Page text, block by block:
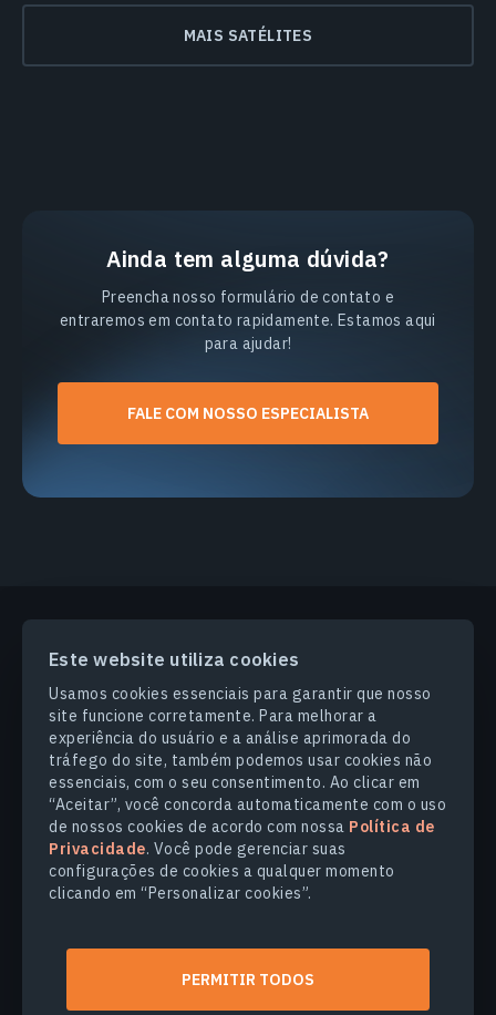
Este website utiliza cookies
Usamos cookies essenciais para garantir que nosso
site funcione corretamente. Para melhorar a
experiência do usuário e a análise aprimorada do
tráfego do site, também podemos usar cookies não
essenciais, com o seu consentimento. Ao clicar em
“Aceitar”, você concorda automaticamente com o uso
de nossos cookies de acordo com nossa Política de
Privacidade. Você pode gerenciar suas
configurações de cookies a qualquer momento
clicando em “Personalizar cookies”.
PERMITIR TODOS
MAIS SATÉLITES
Ainda tem alguma dúvida?
Preencha nosso formulário de contato e
entraremos em contato rapidamente. Estamos aqui
para ajudar!
FALE COM NOSSO ESPECIALISTA
PRODUCTS & SOLUTIONS
SETORES
COMPANHIA
EXPLORE